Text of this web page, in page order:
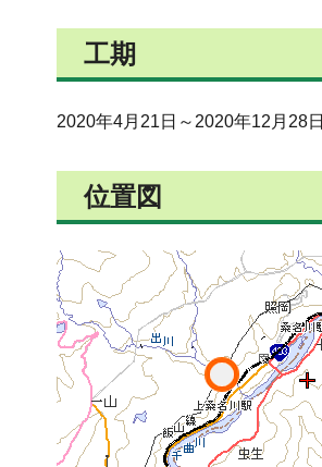
工期
2020年4月21日～2020年12月28日
位置図